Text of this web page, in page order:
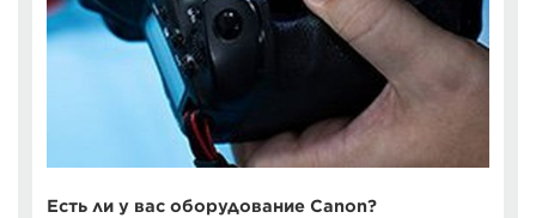
Есть ли у вас оборудование Canon?